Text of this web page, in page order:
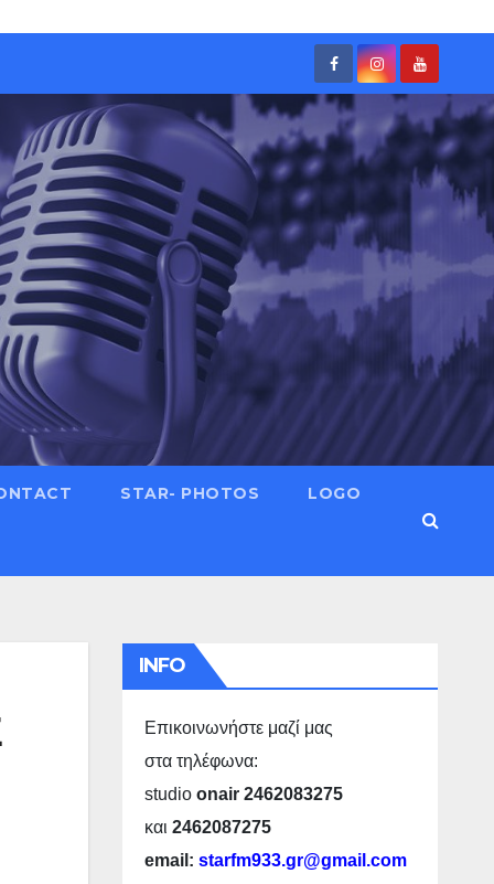
STAR- PHOTOS LOGO
INFO
Επικοινωνήστε μαζί μας
στα τηλέφωνα:
studio onair 2462083275
και 2462087275
email: starfm933.gr@gmail.com